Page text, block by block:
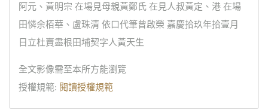
阿元、黃明宗 在場見母親黃鄭氏 在見人叔黃定、港 在場
田憐余栢華、盧珠清 依口代筆曾啟榮 嘉慶拾玖年拾壹月
日立杜賣盡根田埔契字人黃天生
全文影像需至本所方能瀏覽
授權規範: 閱讀授權規範